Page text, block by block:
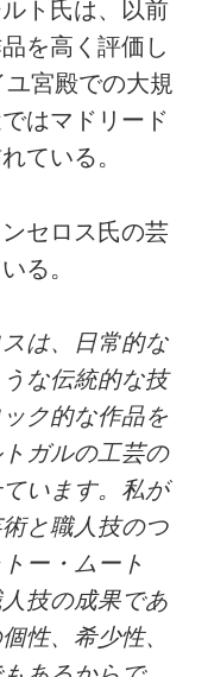
ト氏は、以前
を高く評価し
宮殿での大規
はマドリード
ている。
セロス氏の芸
る。
は、日常的な
な伝統的な技
ク的な作品を
ガルの工芸の
います。私が
と職人技のつ
ー・ムート
技の成果であ
性、希少性、